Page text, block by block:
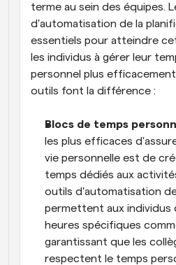
terme au sein des équipes.
d'automatisation de la
essentiels pour atteindre
les individus à gérer leur
personnel plus
outils font la différence :
Blocs de temps
les plus efficaces
vie personnelle est de
temps dédiés aux
outils d'automatisation
permettent aux individus
heures spécifiques
garantissant que les
respectent le temps